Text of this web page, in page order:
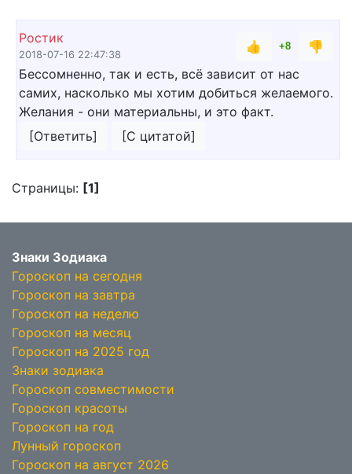
Ростик
2018-07-16 22:47:38
👍 +8
👎
Бессомненно, так и есть, всё зависит от нас
самих, насколько мы хотим добиться желаемого.
Желания - они материальны, и это факт.
[Ответить]
[С цитатой]
Страницы: [1]
Знаки Зодиака
Гороскоп на сегодня
Гороскоп на завтра
Гороскоп на неделю
Гороскоп на месяц
Гороскоп на 2025 год
Знаки зодиака
Гороскоп совместимости
Гороскоп красоты
Гороскоп на год
Лунный гороскоп
Гороскоп на август 2026